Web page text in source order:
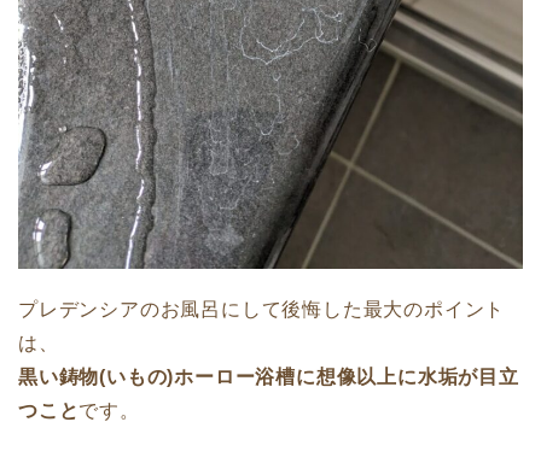
プレデンシアのお風呂にして後悔した最大のポイント
は、
黒い鋳物(いもの)ホーロー浴槽に想像以上に水垢が目立
つことです。